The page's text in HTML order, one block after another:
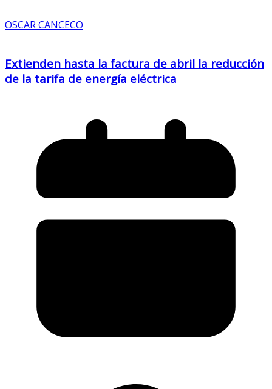
OSCAR CANCECO
Extienden hasta la factura de abril la reducción
de la tarifa de energía eléctrica